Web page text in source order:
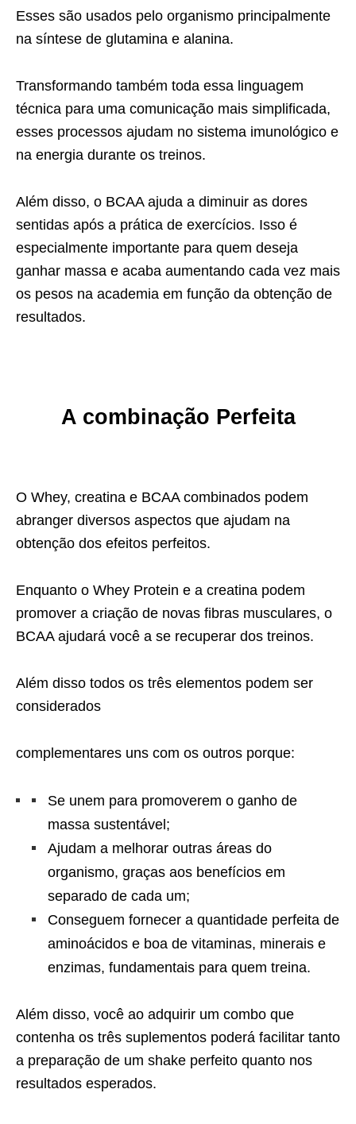
Esses são usados pelo organismo principalmente
na síntese de glutamina e alanina.
Transformando também toda essa linguagem
técnica para uma comunicação mais simplificada,
esses processos ajudam no sistema imunológico e
na energia durante os treinos.
Além disso, o BCAA ajuda a diminuir as dores
sentidas após a prática de exercícios. Isso é
especialmente importante para quem deseja
ganhar massa e acaba aumentando cada vez mais
os pesos na academia em função da obtenção de
resultados.
A combinação Perfeita
O Whey, creatina e BCAA combinados podem
abranger diversos aspectos que ajudam na
obtenção dos efeitos perfeitos.
Enquanto o Whey Protein e a creatina podem
promover a criação de novas fibras musculares, o
BCAA ajudará você a se recuperar dos treinos.
Além disso todos os três elementos podem ser
considerados
complementares uns com os outros porque:
Se unem para promoverem o ganho de
massa sustentável;
Ajudam a melhorar outras áreas do
organismo, graças aos benefícios em
separado de cada um;
Conseguem fornecer a quantidade perfeita de
aminoácidos e boa de vitaminas, minerais e
enzimas, fundamentais para quem treina.
Além disso, você ao adquirir um combo que
contenha os três suplementos poderá facilitar tanto
a preparação de um shake perfeito quanto nos
resultados esperados.